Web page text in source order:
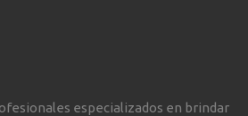
especializados en brindar